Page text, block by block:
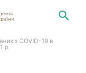
з COVID-19 в
р.